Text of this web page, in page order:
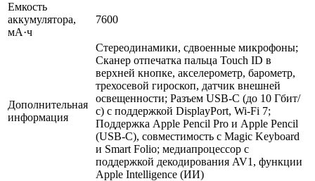
Емкость
аккумулятора,
мА·ч
7600
Дополнительная
информация
Стереодинамики, сдвоенные микрофоны;
Сканер отпечатка пальца Touch ID в
верхней кнопке, акселерометр, барометр,
трехосевой гироскоп, датчик внешней
освещенности; Разъем USB‑C (до 10 Гбит/
с) с поддержкой DisplayPort, Wi-Fi 7;
Поддержка Apple Pencil Pro и Apple Pencil
(USB-C), совместимость с Magic Keyboard
и Smart Folio; медиапроцессор с
поддержкой декодирования AV1, функции
Apple Intelligence (ИИ)